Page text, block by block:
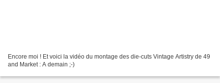
Encore moi ! Et voici la vidéo du montage des die-cuts Vintage Artistry de 49
and Market : A demain ;-)